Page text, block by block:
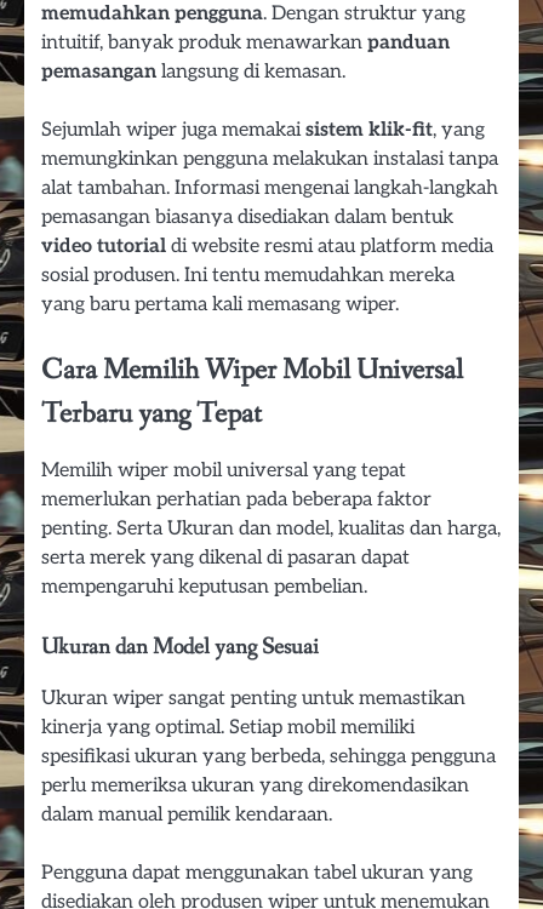
memudahkan pengguna. Dengan struktur yang
intuitif, banyak produk menawarkan panduan
pemasangan langsung di kemasan.
Sejumlah wiper juga memakaisistem klik-fit, yang
memungkinkan pengguna melakukan instalasi tanpa
alat tambahan. Informasi mengenai langkah-langkah
pemasangan biasanya disediakan dalam bentuk
video tutorial di website resmi atau platform media
sosial produsen. Ini tentu memudahkan mereka
yang baru pertama kali memasang wiper.
Cara Memilih Wiper Mobil Universal
Terbaru yang Tepat
Memilih wiper mobil universal yang tepat
memerlukan perhatian pada beberapa faktor
penting. Serta Ukuran dan model, kualitas dan harga,
serta merek yang dikenal di pasaran dapat
mempengaruhi keputusan pembelian.
Ukuran dan Model yang Sesuai
Ukuran wiper sangat penting untuk memastikan
kinerja yang optimal. Setiap mobil memiliki
spesifikasi ukuran yang berbeda, sehingga pengguna
perlu memeriksa ukuran yang direkomendasikan
dalam manual pemilik kendaraan.
Pengguna dapat menggunakan tabel ukuran yang
disediakan oleh produsen wiper untuk menemukan